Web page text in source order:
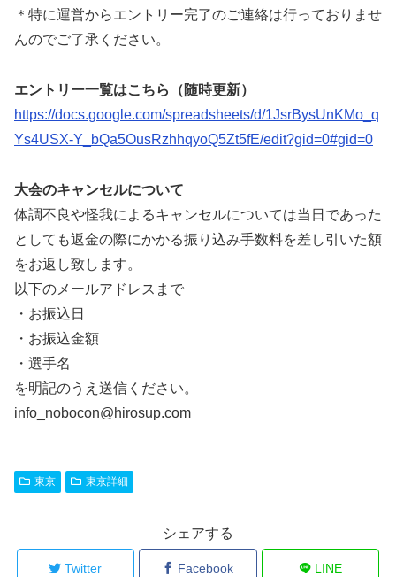
＊特に運営からエントリー完了のご連絡は行っておりませ
んのでご了承ください。
エントリー一覧はこちら（随時更新）
https://docs.google.com/spreadsheets/d/1JsrBysUnKMo_q
Ys4USX-Y_bQa5OusRzhhqyoQ5Zt5fE/edit?gid=0#gid=0
大会のキャンセルについて
体調不良や怪我によるキャンセルについては当日であった
としても返金の際にかかる振り込み手数料を差し引いた額
をお返し致します。
以下のメールアドレスまで
・お振込日
・お振込金額
・選手名
を明記のうえ送信ください。
info_nobocon@hirosup.com
東京 東京詳細
シェアする
Twitter Facebook LINE